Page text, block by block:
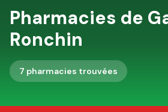
Pharmacies de
Ronchin
7 pharmacies trouvées